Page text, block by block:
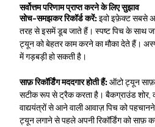
सर्वोत्तम परिणाम प्राप्त करने के लिए सुझाव
सोच-समझकर रिकॉर्ड करें:इवो इफ़ेक्ट सबसे
तरह से इसमें डूब जाते हैं। स्पष्ट पिच के साथ
ट्यून को बेहतर काम करने का मौका देते हैं।
में गड़बड़ी हो सकती है।
साफ़ रिकॉर्डिंग मददगार होती हैं:ऑटो ट्यून साफ़
सटीक रूप से ट्रैक करता है। बैकग्राउंड शोर,
वाद्ययंत्रों से आने वाली आवाज़ पिच को
ट्यून लगाने से पहले अपनी रिकॉर्डिंग को साफ़